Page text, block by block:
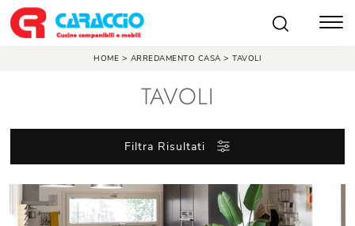
HOME > ARREDAMENTO CASA > TAVOLI
TAVOLI
Filtra Risultati